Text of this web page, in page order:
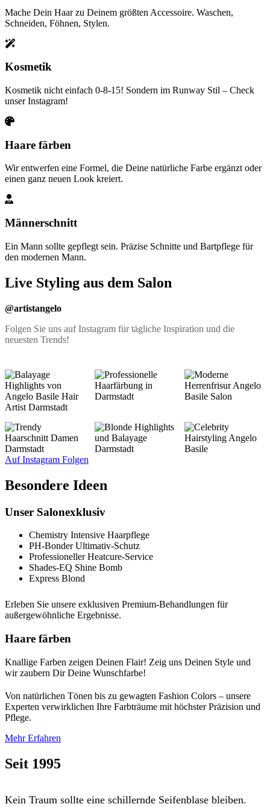
Mache Dein Haar zu Deinem größten Accessoire. Waschen,
Schneiden, Föhnen, Stylen.
Kosmetik
Kosmetik nicht einfach 0-8-15! Sondern im Runway Stil – Check
unser Instagram!
Haare färben
Wir entwerfen eine Formel, die Deine natürliche Farbe ergänzt oder
einen ganz neuen Look kreiert.
Männerschnitt
Ein Mann sollte gepflegt sein. Präzise Schnitte und Bartpflege für
den modernen Mann.
Live Styling aus dem Salon
@artistangelo
Folgen Sie uns auf Instagram für tägliche Inspiration und die
neuesten Trends!
Auf Instagram Folgen
Besondere Ideen
Unser Salonexklusiv
Chemistry Intensive Haarpflege
PH-Bonder Ultimativ-Schutz
Professioneller Heatcure-Service
Shades-EQ Shine Bomb
Express Blond
Erleben Sie unsere exklusiven Premium-Behandlungen für
außergewöhnliche Ergebnisse.
Haare färben
Knallige Farben zeigen Deinen Flair! Zeig uns Deinen Style und
wir zaubern Dir Deine Wunschfarbe!
Von natürlichen Tönen bis zu gewagten Fashion Colors – unsere
Experten verwirklichen Ihre Farbträume mit höchster Präzision und
Pflege.
Mehr Erfahren
Seit 1995
Kein Traum sollte eine schillernde Seifenblase bleiben.